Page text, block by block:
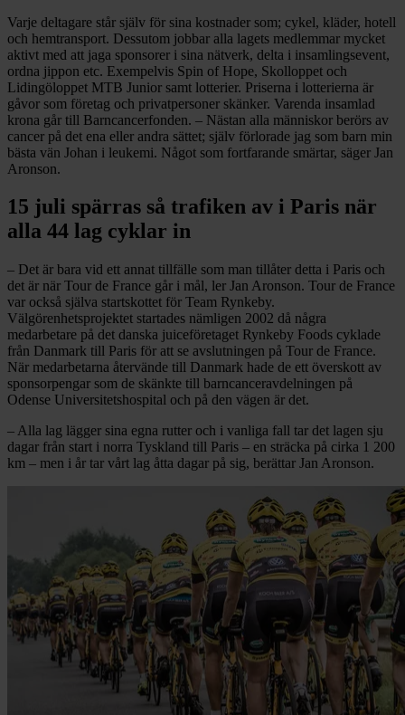
Varje deltagare står själv för sina kostnader som; cykel, kläder, hotell
och hemtransport. Dessutom jobbar alla lagets medlemmar mycket
aktivt med att jaga sponsorer i sina nätverk, delta i insamlings­event,
ordna jippon etc. Exempelvis Spin of Hope, Skolloppet och
Lidingö­loppet MTB Junior samt lotterier. Priserna i lotterierna är
gåvor som företag och privat­personer skänker. Varenda insamlad
krona går till Barncancerfonden. – Nästan alla människor berörs av
cancer på det ena eller andra sättet; själv förlorade jag som barn min
bästa vän Johan i leukemi. Något som fortfarande smärtar, säger Jan
Aronson.
15 juli spärras så trafiken av i Paris när
alla 44 lag cyklar in
– Det är bara vid ett annat tillfälle som man tillåter detta i Paris och
det är när Tour de France går i mål, ler Jan Aronson. Tour de France
var också själva startskottet för Team Rynkeby.
Välgörenhetsprojektet startades nämligen 2002 då några
medarbetare på det danska juiceföretaget Rynkeby Foods cyklade
från Danmark till Paris för att se avslutningen på Tour de France.
När medarbetarna återvände till Danmark hade de ett överskott av
sponsorpengar som de skänkte till barncancer­avdelningen på
Odense Universitets­hospital och på den vägen är det.
– Alla lag lägger sina egna rutter och i vanliga fall tar det lagen sju
dagar från start i norra Tyskland till Paris – en sträcka på cirka 1 200
km – men i år tar vårt lag åtta dagar på sig, berättar Jan Aronson.